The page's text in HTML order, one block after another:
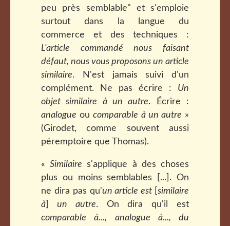
peu près semblable" et s'emploie
surtout dans la langue du
commerce et des techniques :
L'article commandé nous faisant
défaut, nous vous proposons un article
similaire. N'est jamais suivi d'un
complément. Ne pas écrire : Un
objet similaire à un autre. Écrire :
analogue oucomparable à un autre »
(Girodet, comme souvent aussi
péremptoire que Thomas).
«Similaire s'applique à des choses
plus ou moins semblables [...]. On
ne dira pas qu'un article est
similaire
à
un autre. On dira qu'il est
comparable à..., analogue à..., du